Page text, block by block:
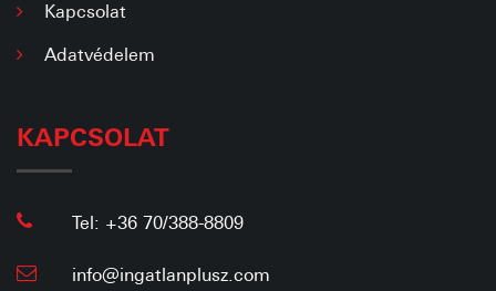
Kapcsolat
Adatvédelem
KAPCSOLAT
Tel: +36 70/388-8809
info@ingatlanplusz.com